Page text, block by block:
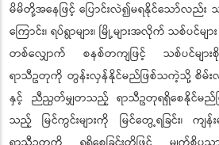
မိမိတို့အနေဖြင့် ပြောင်းလဲ၍မရနိုင်သော်လည်
ကြောင်း၊ ရပ်ရွာများ၊ မြို့များအလိုက် သစ်ပင်မျ
တစ်လျှောက် စနစ်တကျဖြင့် သစ်ပင်များစို
ရာသီဥတုကို တွန်းလှန်နိုင်မည်ဖြစ်သကဲ့သို့ စိမ်း
နှင့် ညီညွတ်မျှတသည့် ရာသီဥတုရရှိစေနိုင်မည်ဖြ
သည့် မြင်ကွင်းများကို မြင်တွေ့ရခြင်း၊ က